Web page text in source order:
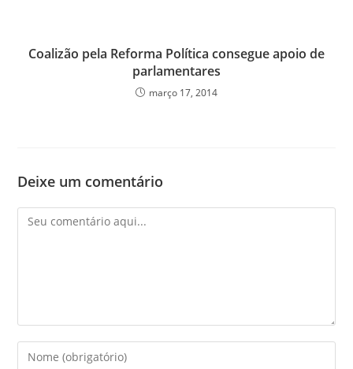
Coalizão pela Reforma Política consegue apoio de
parlamentares
março 17, 2014
Deixe um comentário